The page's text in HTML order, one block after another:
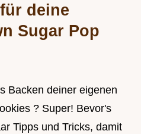
deine
Sugar Pop
Backen deiner eigenen
? Super! Bevor's
Tipps und Tricks, damit